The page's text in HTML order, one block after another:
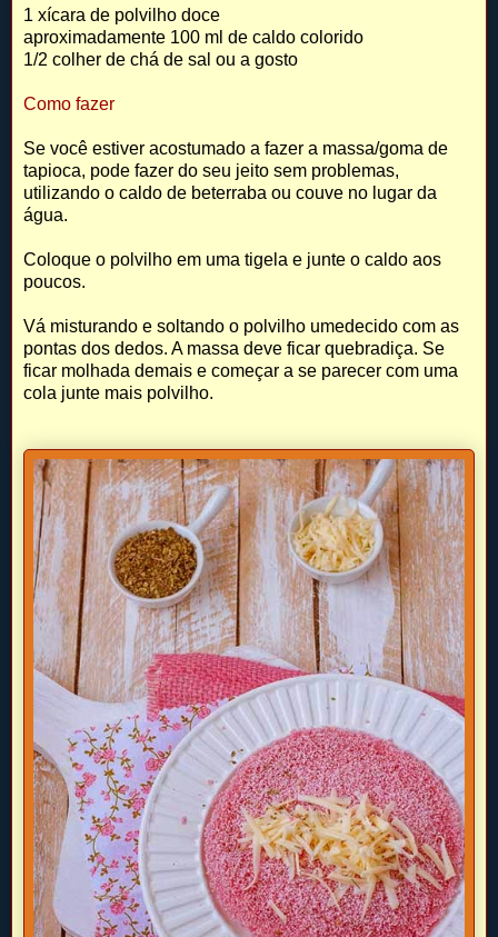
1 xícara de polvilho doce
aproximadamente 100 ml de caldo colorido
1/2 colher de chá de sal ou a gosto
Como fazer
Se você estiver acostumado a fazer a massa/goma de
tapioca, pode fazer do seu jeito sem problemas,
utilizando o caldo de beterraba ou couve no lugar da
água.
Coloque o polvilho em uma tigela e junte o caldo aos
poucos.
Vá misturando e soltando o polvilho umedecido com as
pontas dos dedos. A massa deve ficar quebradiça. Se
ficar molhada demais e começar a se parecer com uma
cola junte mais polvilho.